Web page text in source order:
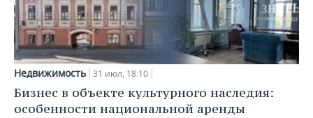
Недвижимость 31 июл, 18:10
Бизнес в объекте культурного наследия:
особенности национальной аренды